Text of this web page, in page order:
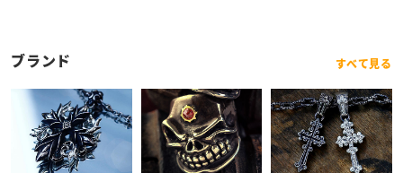
ブランド すべて見る